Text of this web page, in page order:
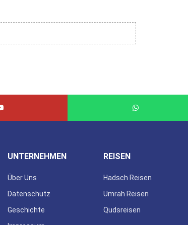
UNTERNEHMEN
Über Uns
Datenschutz
Geschichte
REISEN
Hadsch Reisen
Umrah Reisen
Qudsreisen